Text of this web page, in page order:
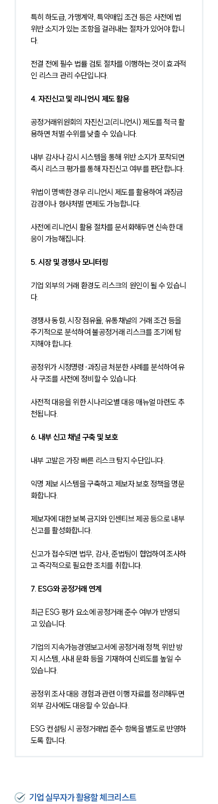
특히 하도급, 가맹계약, 특약매입 조건 등은 사전에 법
위반 소지가 있는 조항을 걸러내는 절차가 있어야 합니
다.
전결 전에 필수 법률 검토 절차를 이행하는 것이 효과적
인 리스크 관리 수단입니다.
4. 자진신고 및 리니언시 제도 활용
공정거래위원회의 자진신고(리니언시) 제도를 적극 활
용하면 처벌 수위를 낮출 수 있습니다.
내부 감사나 감시 시스템을 통해 위반 소지가 포착되면
즉시 리스크 평가를 통해 자진신고 여부를 판단합니다.
위법이 명백한 경우 리니언시 제도를 활용하여 과징금
감경이나 형사처벌 면제도 가능합니다.
사전에 리니언시 활용 절차를 문서화해두면 신속한 대
응이 가능해집니다.
5. 시장 및 경쟁사 모니터링
기업 외부의 거래 환경도 리스크의 원인이 될 수 있습니
다.
경쟁사 동향, 시장 점유율, 유통채널의 거래 조건 등을
주기적으로 분석하여 불공정거래 리스크를 조기에 탐
지해야 합니다.
공정위가 시정명령·과징금 처분한 사례를 분석하여 유
사 구조를 사전에 정비할 수 있습니다.
사전적 대응을 위한 시나리오별 대응 매뉴얼 마련도 추
천됩니다.
6. 내부 신고 채널 구축 및 보호
내부 고발은 가장 빠른 리스크 탐지 수단입니다.
익명 제보 시스템을 구축하고 제보자 보호 정책을 명문
화합니다.
제보자에 대한 보복 금지와 인센티브 제공 등으로 내부
신고를 활성화합니다.
신고가 접수되면 법무, 감사, 준법팀이 협업하여 조사하
고 즉각적으로 필요한 조치를 취합니다.
7. ESG와 공정거래 연계
최근 ESG 평가 요소에 공정거래 준수 여부가 반영되
고 있습니다.
기업의 지속가능경영보고서에 공정거래 정책, 위반 방
지 시스템, 사내 문화 등을 기재하여 신뢰도를 높일 수
있습니다.
공정위 조사 대응 경험과 관련 이행 자료를 정리해두면
외부 감사에도 대응할 수 있습니다.
ESG 컨설팅 시 공정거래법 준수 항목을 별도로 반영하
도록 합니다.
기업 실무자가 활용할 체크리스트